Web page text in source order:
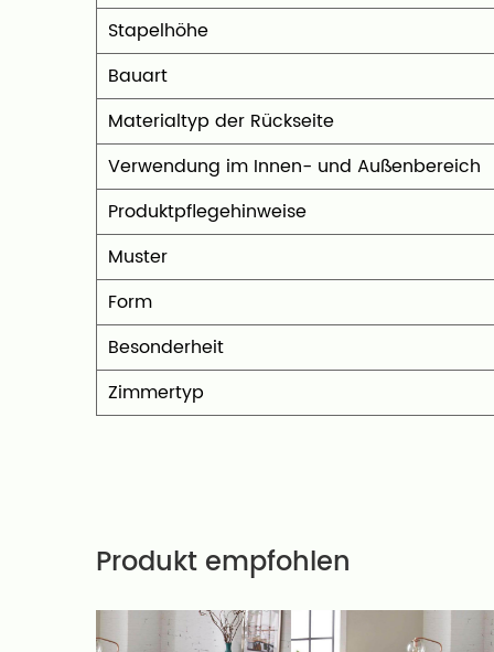
Stapelhöhe
Bauart
Materialtyp der Rückseite
Verwendung im Innen- und Außenbereich
Produktpflegehinweise
Muster
Form
Besonderheit
Zimmertyp
Produkt empfohlen